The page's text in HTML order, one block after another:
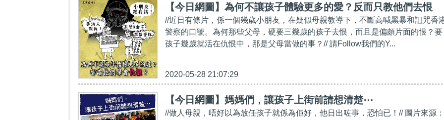
【今日網圖】為何不讓孩子體驗更多的愛？反而只教他們去恨
//近日有條片，係一個幾歲小朋友，在疑似母親教導下，不斷高喊黑暴和詛咒香
警察的口號。為何那些父母，硬要三幾歲的孩子去恨，而且是偏頗片面的恨？要
孩子幾歲就活在仇恨中，那是父母當做的事？// 請Follow我們的Y...
2020-05-28 21:07:29
【今日網圖】媽媽們，讓孩子上街前請想清楚⋯
//做人母親，唔好以為放任孩子就係為佢好，他日出咗事，恐怕已！// 圖片來源：